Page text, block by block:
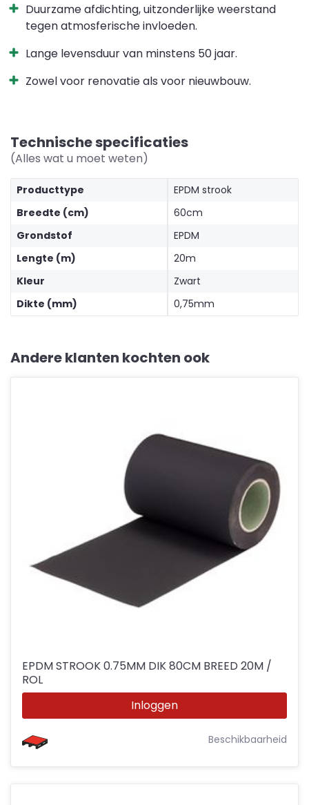
Duurzame afdichting, uitzonderlijke weerstand
tegen atmosferische invloeden.
Lange levensduur van minstens 50 jaar.
Zowel voor renovatie als voor nieuwbouw.
Technische specificaties
(Alles wat u moet weten)
Producttype
EPDM strook
Breedte (cm)
60cm
Grondstof
EPDM
Lengte (m)
20m
Kleur
Zwart
Dikte (mm)
0,75mm
Andere klanten kochten ook
EPDM STROOK 0.75MM DIK 80CM BREED 20M /
ROL
Inloggen
Beschikbaarheid